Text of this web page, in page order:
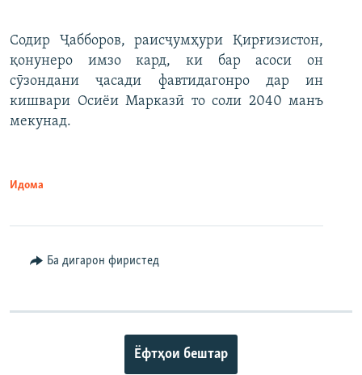
Содир Ҷабборов, раисҷумҳури Қирғизистон,
қонунеро имзо кард, ки бар асоси он
сӯзондани ҷасади фавтидагонро дар ин
кишвари Осиёи Марказӣ то соли 2040 манъ
мекунад.
Идома
Ба дигарон фиристед
Ёфтҳои бештар